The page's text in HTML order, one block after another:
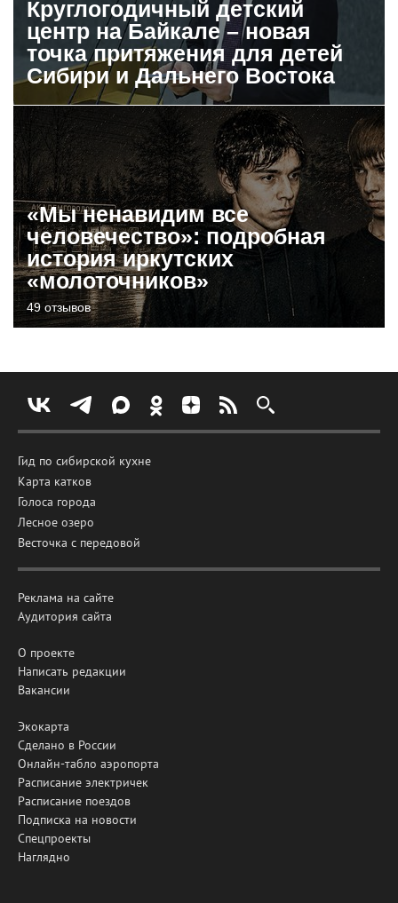
Круглогодичный детский
центр на Байкале – новая
точка притяжения для детей
Сибири и Дальнего Востока
«Мы ненавидим все
человечество»: подробная
история иркутских
«молоточников»
49 отзывов
Гид по сибирской кухне
Карта катков
Голоса города
Лесное озеро
Весточка с передовой
Реклама на сайте
Аудитория сайта
О проекте
Написать редакции
Вакансии
Экокарта
Сделано в России
Онлайн-табло аэропорта
Расписание электричек
Расписание поездов
Подписка на новости
Спецпроекты
Наглядно